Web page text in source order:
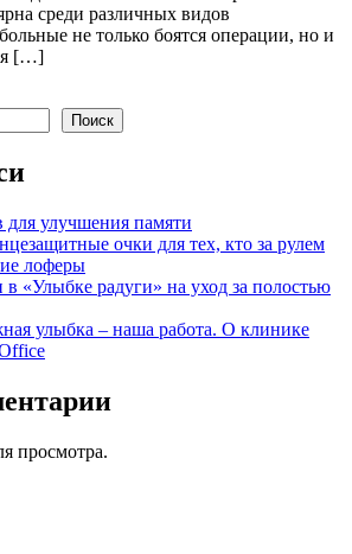
среди различных видов
не только боятся операции, но и
[…]
Поиск
для улучшения памяти
очки для тех, кто за рулем
лоферы
«Улыбке радуги» на уход за полостью
улыбка – наша работа. О клинике
просмотра.